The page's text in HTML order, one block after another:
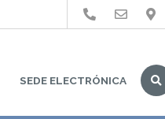
SEDE ELECTRÓNICA
Buscar